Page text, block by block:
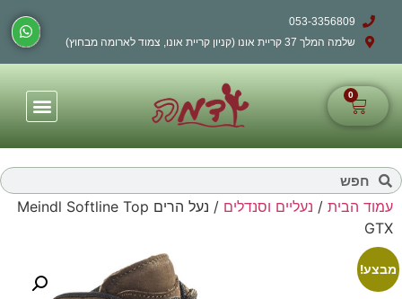
053-3356809
שלמה המלך 37 קריית אונו (קניון קריית אונו, צמוד לארומה מבחוץ)
0
עמוד הבית / נעליים וסנדלים
/ נעל הרים Meindl Softline Top
GTX
מבצע!